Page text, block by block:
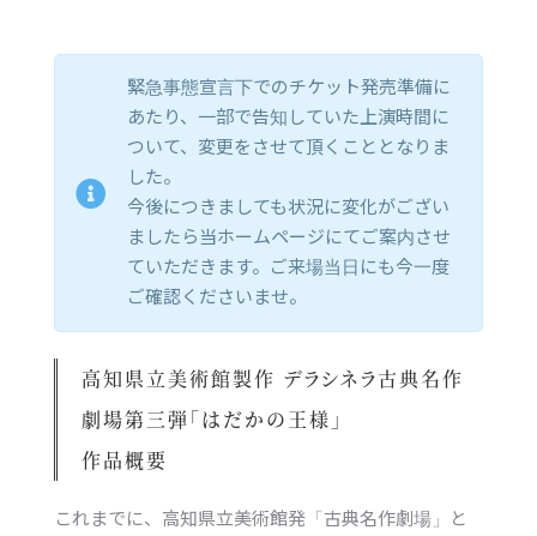
緊急事態宣言下でのチケット発売準備に
あたり、一部で告知していた上演時間に
ついて、変更をさせて頂くこととなりま
した。
今後につきましても状況に変化がござい
ましたら当ホームページにてご案内させ
ていただきます。ご来場当日にも今一度
ご確認くださいませ。
高知県立美術館製作 デラシネラ古典名作
劇場第三弾「はだかの王様」
作品概要
これまでに、高知県立美術館発「古典名作劇場」と